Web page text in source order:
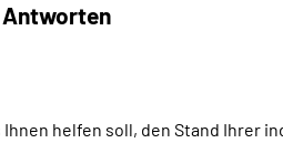
Antworten
helfen soll, den Stand Ihrer